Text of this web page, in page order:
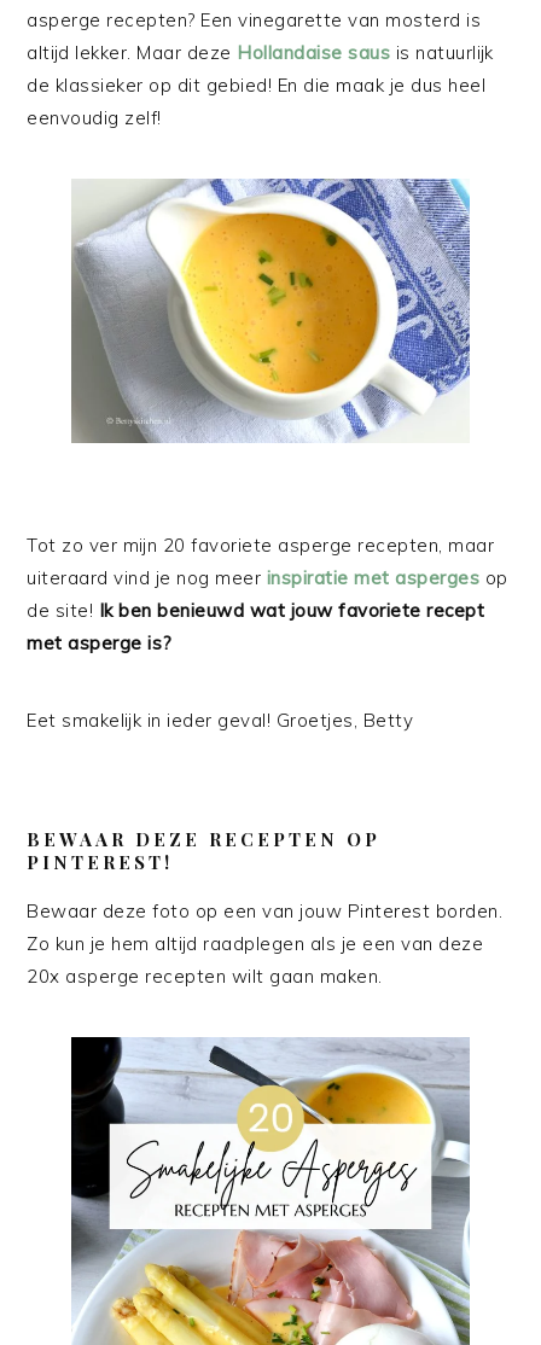
asperge recepten? Een vinegarette van mosterd is
altijd lekker. Maar deze Hollandaise saus is natuurlijk
de klassieker op dit gebied! En die maak je dus heel
eenvoudig zelf!
Tot zo ver mijn 20 favoriete asperge recepten, maar
uiteraard vind je nog meer inspiratie met asperges op
de site! Ik ben benieuwd wat jouw favoriete recept
met asperge is?
Eet smakelijk in ieder geval! Groetjes, Betty
BEWAAR DEZE RECEPTEN OP
PINTEREST!
Bewaar deze foto op een van jouw Pinterest borden.
Zo kun je hem altijd raadplegen als je een van deze
20x asperge recepten wilt gaan maken.